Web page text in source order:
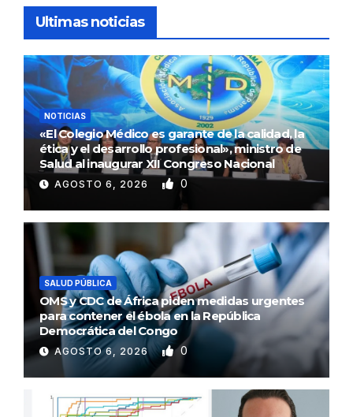
Ultimas noticias
NOTICIAS
«El Colegio Médico es garante de la calidad, la
ética y el desarrollo profesional», ministro de
Salud al inaugurar XII Congreso Nacional
AGOSTO 6, 2026 0
SALUD PÚBLICA
OMS y CDC de África piden medidas urgentes
para contener el ébola en la República
Democrática del Congo
AGOSTO 6, 2026 0